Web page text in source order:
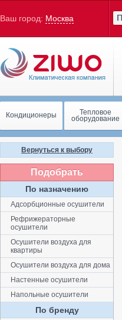
Ваш город: Москва
Кондиционеры Тепловое
оборудование
Вернуться к выбору
Подобрать
По назначению
Адсорбционные осушители
Рефрижераторные
осушители
Осушители воздуха для
квартиры
Осушители воздуха для дома
Настенные осушители
Напольные осушители
По бренду